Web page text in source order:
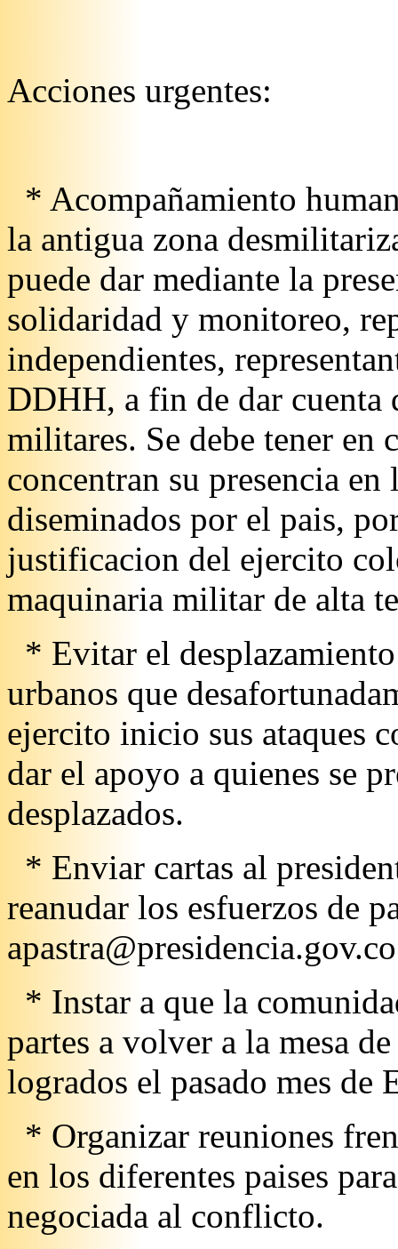
Acciones urgentes:
* Acompañamiento
la antigua zona
puede dar mediante la
solidaridad y monitoreo,
independientes,
DDHH, a fin de dar cuenta
militares. Se debe tener en
concentran su presencia en
diseminados por el pais,
justificacion del ejercito
maquinaria militar de alta
* Evitar el
urbanos que
ejercito inicio sus ataques
dar el apoyo a quienes se
desplazados.
* Enviar cartas al
reanudar los esfuerzos de
apastra@presidencia.gov.co
* Instar a que la
partes a volver a la mesa
logrados el pasado mes de
* Organizar reuniones
en los diferentes paises
negociada al conflicto.